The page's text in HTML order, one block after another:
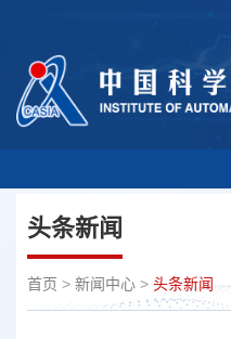
头条新闻
首页 > 新闻中心 > 头条新闻